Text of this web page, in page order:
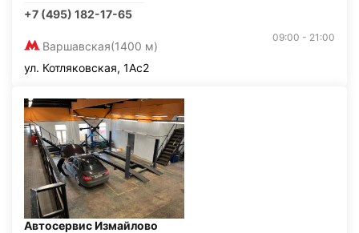
+7 (495) 182-17-65
Варшавская(1400 м)
09:00 - 21:00
ул. Котляковская, 1Ас2
Автосервис Измайлово